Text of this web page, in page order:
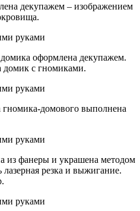
декупажем – изображением
оформлена декупажем.
домик с гномиками.
домового выполнена
из фанеры и украшена методом
резка и выжигание.